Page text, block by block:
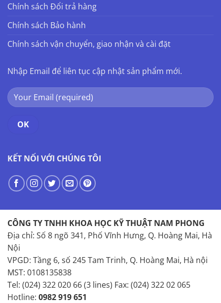
Chính sách Đổi trả hàng
Chính sách Bảo hành
Chính sách vận chuyển, giao nhận và cài đặt
Nhập Email để liên tục cập nhật sản phẩm mới.
KẾT NỐI VỚI CHÚNG TÔI
CÔNG TY TNHH KHOA HỌC KỸ THUẬT NAM PHONG
Địa chỉ: Số 8 ngõ 341, Phố Vĩnh Hưng, Q. Hoàng Mai, Hà
Nội
VPGD: Tầng 6, số 245 Tam Trinh, Q. Hoàng Mai, Hà nội
MST: 0108135838
Tel: (024) 322 020 66 (3 lines) Fax: (024) 322 02 065
Hotline: 0982 919 651